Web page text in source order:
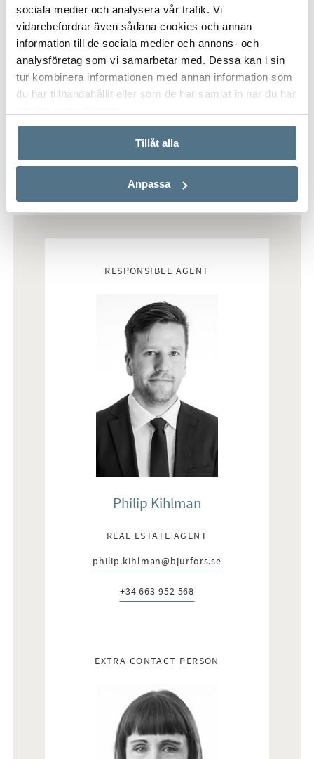
sociala medier och analysera vår trafik. Vi
vidarebefordrar även sådana cookies och annan
information till de sociala medier och annons- och
analysföretag som vi samarbetar med. Dessa kan i sin
tur kombinera informationen med annan information som
du har tillhandahållit eller som de har samlat in när du har
Tillåt alla
Anpassa
ABOUT LOS ALTOS
VISA INNEHÅLL
RESPONSIBLE AGENT
Philip Kihlman
REAL ESTATE AGENT
E-post:
philip.kihlman@bjurfors.se
Telefon:
+34 663 952 568
EXTRA CONTACT PERSON